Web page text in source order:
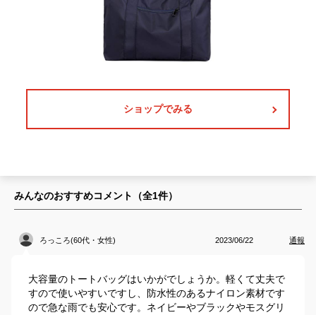
ショップでみる
みんなのおすすめコメント（全1件）
ろっころ(60代・女性) 2023/06/22 通報
大容量のトートバッグはいかがでしょうか。軽くて丈夫で
すので使いやすいですし、防水性のあるナイロン素材です
ので急な雨でも安心です。ネイビーやブラックやモスグリ